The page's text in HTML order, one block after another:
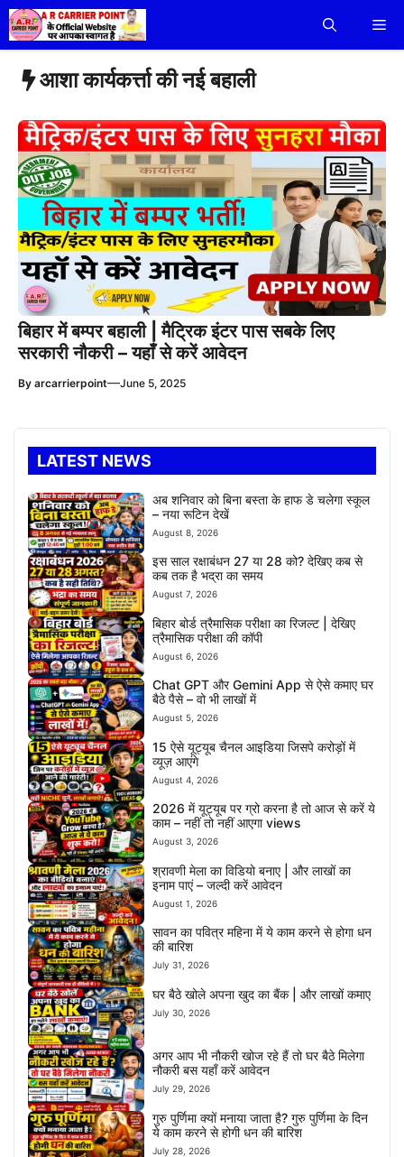
Skip
to
content
आशा कार्यकर्त्ता की नई बहाली
बिहार में बम्पर बहाली | मैट्रिक इंटर पास सबके लिए
सरकारी नौकरी – यहाँ से करें आवेदन
By arcarrierpoint—June 5, 2025
LATEST NEWS
अब शनिवार को बिना बस्ता के हाफ डे चलेगा स्कूल
– नया रूटिन देखें
August 8, 2026
इस साल रक्षाबंधन 27 या 28 को? देखिए कब से
कब तक है भद्रा का समय
August 7, 2026
बिहार बोर्ड त्रैमासिक परीक्षा का रिजल्ट | देखिए
त्रैमासिक परीक्षा की कॉपी
August 6, 2026
Chat GPT और Gemini App से ऐसे कमाए घर
बैठे पैसे – वो भी लाखों में
August 5, 2026
15 ऐसे यूट्यूब चैनल आइडिया जिसपे करोड़ों में
व्यूज़ आएंगे
August 4, 2026
2026 में यूट्यूब पर ग्रो करना है तो आज से करें ये
काम – नहीं तो नहीं आएगा views
August 3, 2026
श्रावणी मेला का विडियो बनाए | और लाखों का
इनाम पाएं – जल्दी करें आवेदन
August 1, 2026
सावन का पवित्र महिना में ये काम करने से होगा धन
की बारिश
July 31, 2026
घर बैठे खोले अपना खुद का बैंक | और लाखों कमाए
July 30, 2026
अगर आप भी नौकरी खोज रहे हैं तो घर बैठे मिलेगा
नौकरी बस यहाँ करें आवेदन
July 29, 2026
गुरु पुर्णिमा क्यों मनाया जाता है? गुरु पुर्णिमा के दिन
ये काम करने से होगी धन की बारिश
July 28, 2026